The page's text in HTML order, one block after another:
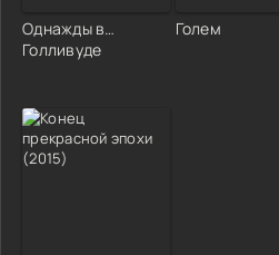
Однажды в…
Голливуде
Голем